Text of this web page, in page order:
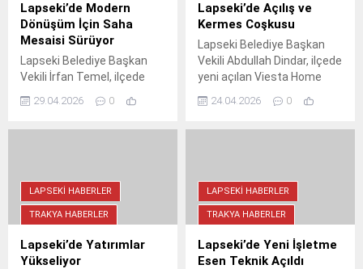
Lapseki’de Modern
Dönüşüm İçin Saha
Mesaisi Sürüyor
Lapseki Belediye Başkan
Vekili İrfan Temel, ilçede
devam eden altyapı ve
üstyapı projelerini yerinde
yürütülen çalışmalar hız
kesmeden sürüyor.
29.04.2026 0
Lapseki’de Açılış ve
Kermes Coşkusu
Lapseki Belediye Başkan
Vekili Abdullah Dindar, ilçede
yeni açılan Viesta Home
işletmesinin kurdele kesim
törenine katıldı ve ardından
24.04.2026 0
LAPSEKI HABERLER
TRAKYA HABERLER
Lapseki’de Yatırımlar
Yükseliyor
LAPSEKI HABERLER
TRAKYA HABERLER
Lapseki’de Yeni İşletme
Esen Teknik Açıldı